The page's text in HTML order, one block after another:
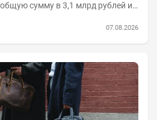
сумму в 3,1 млрд рублей из
07.08.2026